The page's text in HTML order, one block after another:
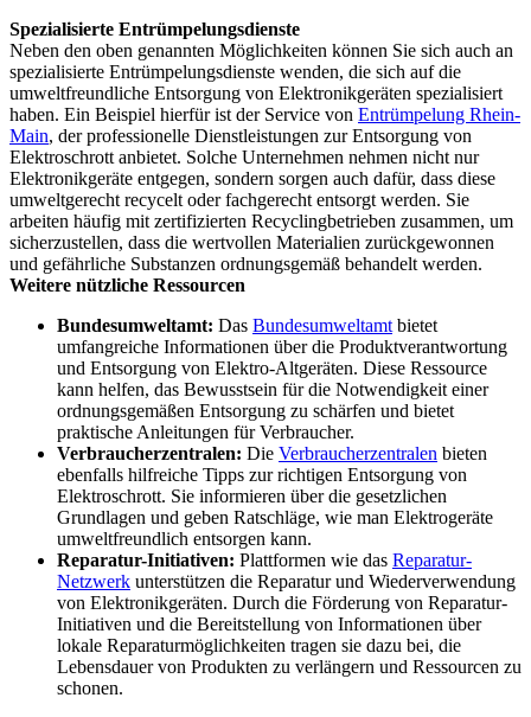
Spezialisierte Entrümpelungsdienste
Neben den oben genannten Möglichkeiten können Sie sich auch an
spezialisierte Entrümpelungsdienste wenden, die sich auf die
umweltfreundliche Entsorgung von Elektronikgeräten spezialisiert
haben. Ein Beispiel hierfür ist der Service von Entrümpelung Rhein-
Main, der professionelle Dienstleistungen zur Entsorgung von
Elektroschrott anbietet. Solche Unternehmen nehmen nicht nur
Elektronikgeräte entgegen, sondern sorgen auch dafür, dass diese
umweltgerecht recycelt oder fachgerecht entsorgt werden. Sie
arbeiten häufig mit zertifizierten Recyclingbetrieben zusammen, um
sicherzustellen, dass die wertvollen Materialien zurückgewonnen
und gefährliche Substanzen ordnungsgemäß behandelt werden.
Weitere nützliche Ressourcen
Bundesumweltamt: Das Bundesumweltamt bietet
umfangreiche Informationen über die Produktverantwortung
und Entsorgung von Elektro-Altgeräten. Diese Ressource
kann helfen, das Bewusstsein für die Notwendigkeit einer
ordnungsgemäßen Entsorgung zu schärfen und bietet
praktische Anleitungen für Verbraucher.
Verbraucherzentralen: Die Verbraucherzentralen bieten
ebenfalls hilfreiche Tipps zur richtigen Entsorgung von
Elektroschrott. Sie informieren über die gesetzlichen
Grundlagen und geben Ratschläge, wie man Elektrogeräte
umweltfreundlich entsorgen kann.
Reparatur-Initiativen: Plattformen wie das Reparatur-
Netzwerk unterstützen die Reparatur und Wiederverwendung
von Elektronikgeräten. Durch die Förderung von Reparatur-
Initiativen und die Bereitstellung von Informationen über
lokale Reparaturmöglichkeiten tragen sie dazu bei, die
Lebensdauer von Produkten zu verlängern und Ressourcen zu
schonen.